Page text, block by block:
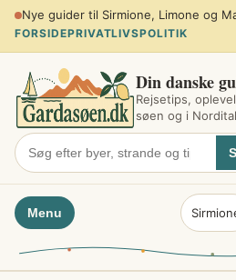
Spring
indhold
Planlæg sommerferien ved søen
FORSIDEPRIVATLIVSPOLITIK
Din danske
Rejsetips,
søen og i
Menu